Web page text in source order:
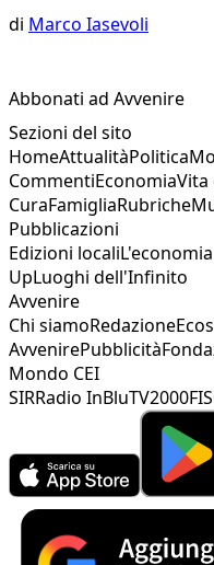
di Marco Iasevoli
Abbonati ad Avvenire
Sezioni del sito
HomeAttualitàPolitica
CommentiEconomiaVita
CuraFamigliaRubriche
Pubblicazioni
Edizioni locali
UpLuoghi dell'Infinito
Avvenire
Chi siamoRedazione
AvvenirePubblicità
Mondo CEI
SIRRadio InBluTV2000